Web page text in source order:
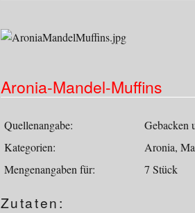
Aronia-Mandel-Muffins
Quellenangabe:
Gebacken
Kategorien:
Aronia,
Mengenangaben für:
7 Stück
Zutaten: